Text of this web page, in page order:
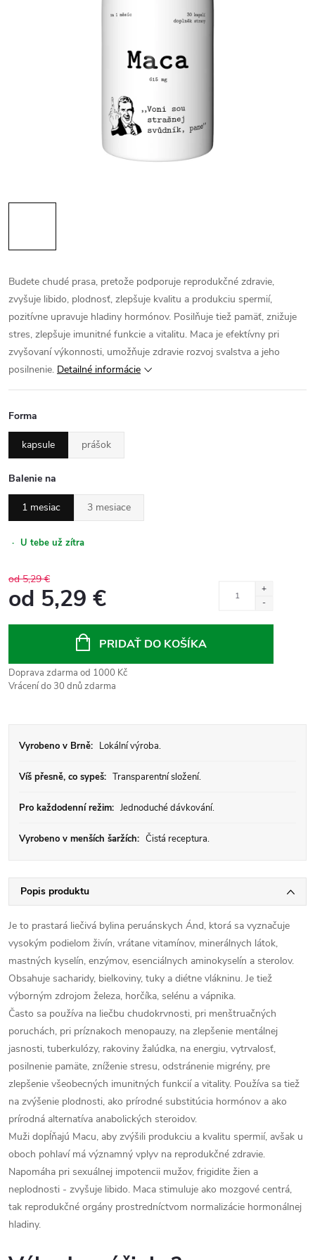
Budete chudé prasa, pretože podporuje reprodukčné zdravie,
zvyšuje libido, plodnosť, zlepšuje kvalitu a produkciu spermií,
pozitívne upravuje hladiny hormónov. Posilňuje tiež pamäť, znižuje
stres, zlepšuje imunitné funkcie a vitalitu. Maca je efektívny pri
zvyšovaní výkonnosti, umožňuje zdravie rozvoj svalstva a jeho
posilnenie. Detailné informácie
Forma
kapsule prášok
Balenie na
1 mesiac 3 mesiace
· U tebe už zítra
od 5,29 €
od 5,29 €
PRIDAŤ DO KOŠÍKA
Doprava zdarma od 1000 Kč
Vrácení do 30 dnů zdarma
Vyrobeno v Brně: Lokální výroba.
Víš přesně, co sypeš: Transparentní složení.
Pro každodenní režim: Jednoduché dávkování.
Vyrobeno v menších šaržích: Čistá receptura.
Popis produktu
Je to prastará liečivá bylina peruánskych Ánd, ktorá sa vyznačuje
vysokým podielom živín, vrátane vitamínov, minerálnych látok,
mastných kyselín, enzýmov, esenciálnych aminokyselín a sterolov.
Obsahuje sacharidy, bielkoviny, tuky a diétne vlákninu. Je tiež
výborným zdrojom železa, horčíka, selénu a vápnika.
Často sa používa na liečbu chudokrvnosti, pri menštruačných
poruchách, pri príznakoch menopauzy, na zlepšenie mentálnej
jasnosti, tuberkulózy, rakoviny žalúdka, na energiu, vytrvalosť,
posilnenie pamäte, zníženie stresu, odstránenie migrény, pre
zlepšenie všeobecných imunitných funkcií a vitality. Používa sa tiež
na zvýšenie plodnosti, ako prírodné substitúcia hormónov a ako
prírodná alternatíva anabolických steroidov.
Muži dopĺňajú Macu, aby zvýšili produkciu a kvalitu spermií, avšak u
oboch pohlaví má významný vplyv na reprodukčné zdravie.
Napomáha pri sexuálnej impotencii mužov, frigidite žien a
neplodnosti - zvyšuje libido. Maca stimuluje ako mozgové centrá,
tak reprodukčné orgány prostredníctvom normalizácie hormonálnej
hladiny.